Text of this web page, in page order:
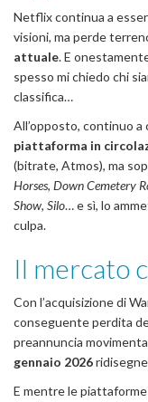
Netflix continua a
visioni, ma perde
attuale. E
spesso mi chiedo chi
classifica…
All’opposto, continuo a
piattaforma in
(bitrate, Atmos), ma
Horses, Down Cemetery
Show, Silo… e sì, lo
culpa.
Il mercato
Con l’acquisizione di
conseguente perdita
preannuncia
gennaio 2026
E mentre le